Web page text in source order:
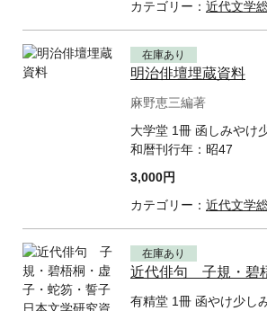
カテゴリー： 近代文学
在庫あり
明治俳壇埋蔵資料
麻野恵三編著
大学堂 1冊 函しみやけ
和暦刊行年： 昭47
3,000円
カテゴリー： 近代文学
在庫あり
近代俳句 子規・碧
有精堂 1冊 函やけ少し